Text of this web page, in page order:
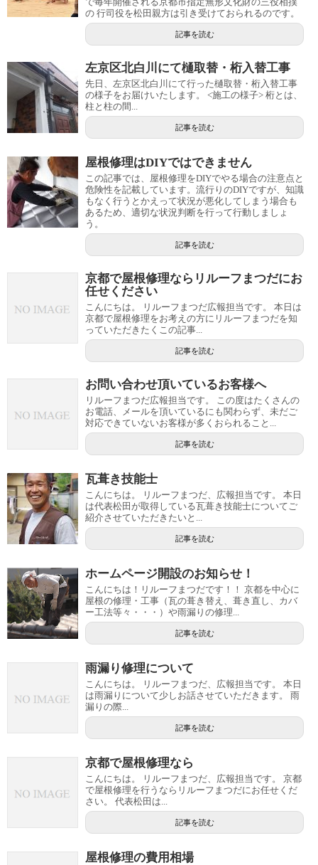
の 行司役を松田親方は引き受けておられるのです。
記事を読む
左京区北白川にて樋取替・桁入替工事
先日、左京区北白川にて行った樋取替・桁入替工事
の様子をお届けいたします。 <施工の様子> 桁とは、
柱と柱の間...
記事を読む
屋根修理はDIYではできません
この記事では、屋根修理をDIYでやる場合の注意点と
危険性を記載しています。流行りのDIYですが、知識
もなく行うとかえって状況が悪化してしまう場合も
あるため、適切な状況判断を行って行動しましょ
う。
記事を読む
京都で屋根修理ならリルーフまつだにお
任せください
こんにちは。 リルーフまつだ広報担当です。 本日は
京都で屋根修理をお考えの方にリルーフまつだを知
っていただきたくこの記事...
記事を読む
お問い合わせ頂いているお客様へ
リルーフまつだ広報担当です。 この度はたくさんの
お電話、メールを頂いているにも関わらず、未だご
対応できていないお客様が多くおられること...
記事を読む
瓦葺き技能士
こんにちは。 リルーフまつだ、広報担当です。 本日
は代表松田が取得している瓦葺き技能士についてご
紹介させていただきたいと...
記事を読む
ホームページ開設のお知らせ！
こんにちは！リルーフまつだです！！ 京都を中心に
屋根の修理・工事（瓦の葺き替え、葺き直し、カバ
ー工法等々・・・）や雨漏りの修理...
記事を読む
雨漏り修理について
こんにちは。 リルーフまつだ、広報担当です。 本日
は雨漏りについて少しお話させていただきます。 雨
漏りの際...
記事を読む
京都で屋根修理なら
こんにちは。 リルーフまつだ、広報担当です。 京都
で屋根修理を行うならリルーフまつだにお任せくだ
さい。 代表松田は...
記事を読む
屋根修理の費用相場